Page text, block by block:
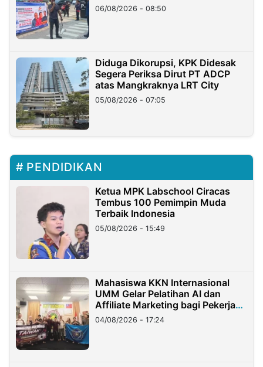
06/08/2026 - 08:50
Diduga Dikorupsi, KPK Didesak
Segera Periksa Dirut PT ADCP
atas Mangkraknya LRT City
05/08/2026 - 07:05
PENDIDIKAN
Ketua MPK Labschool Ciracas
Tembus 100 Pemimpin Muda
Terbaik Indonesia
05/08/2026 - 15:49
Mahasiswa KKN Internasional
UMM Gelar Pelatihan AI dan
Affiliate Marketing bagi Pekerja
Migran Indonesia di Taiwan
04/08/2026 - 17:24